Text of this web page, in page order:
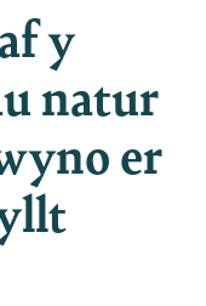
y
natur
er